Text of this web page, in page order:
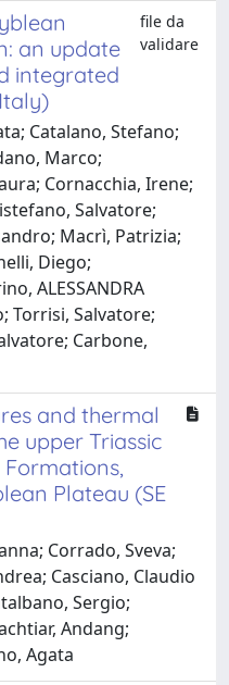
an update
integrated
file da
validare
Catalano, Stefano;
Marco;
Cornacchia, Irene;
Salvatore;
Macrì, Patrizia;
Diego;
ALESSANDRA
Torrisi, Salvatore;
Carbone,
and thermal
upper Triassic
Plateau (SE
Corrado, Sveva;
Casciano, Claudio
Sergio;
Andang;
Agata